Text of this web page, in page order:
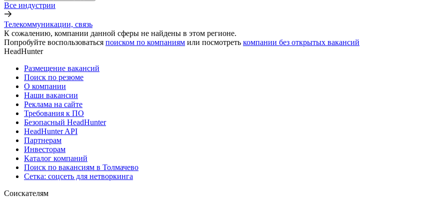
Все индустрии
Телекоммуникации, связь
К сожалению, компании данной сферы не найдены в этом регионе.
Попробуйте воспользоваться поиском по компаниям или посмотреть компании без открытых вакансий
HeadHunter
Размещение вакансий
Поиск по резюме
О компании
Наши вакансии
Реклама на сайте
Требования к ПО
Безопасный HeadHunter
HeadHunter API
Партнерам
Инвесторам
Каталог компаний
Поиск по вакансиям в Толмачево
Сетка: соцсеть для нетворкинга
Соискателям